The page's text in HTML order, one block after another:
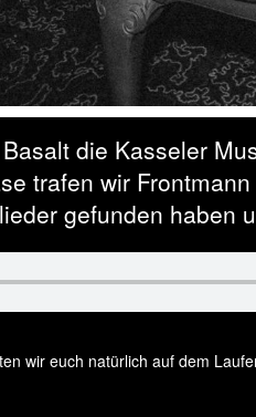
die Kasseler
trafen wir
gefunden haben
wir euch natürlich auf dem